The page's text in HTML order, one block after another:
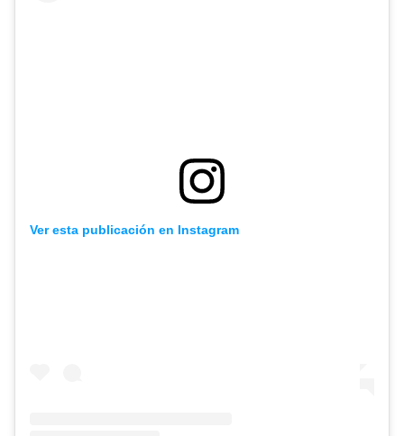
Ver esta publicación en Instagram